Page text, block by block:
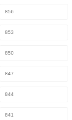
856
853
850
847
844
841